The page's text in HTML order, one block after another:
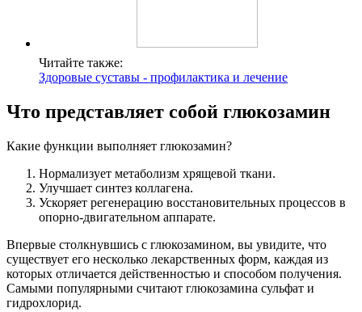
Читайте также:
Здоровые суставы - профилактика и лечение
Что представляет собой глюкозамин
Какие функции выполняет глюкозамин?
Нормализует метаболизм хрящевой ткани.
Улучшает синтез коллагена.
Ускоряет регенерацию восстановительных процессов в
опорно-двигательном аппарате.
Впервые столкнувшись с глюкозамином, вы увидите, что
существует его несколько лекарственных форм, каждая из
которых отличается действенностью и способом получения.
Самыми популярными считают глюкозамина сульфат и
гидрохлорид.